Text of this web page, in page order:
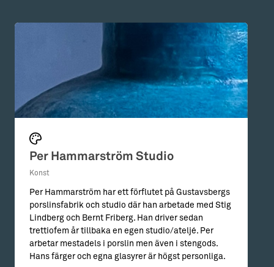
Per Hammarström Studio
Konst
Per Hammarström har ett förflutet på Gustavsbergs
porslinsfabrik och studio där han arbetade med Stig
Lindberg och Bernt Friberg. Han driver sedan
trettiofem år tillbaka en egen studio/ateljé. Per
arbetar mestadels i porslin men även i stengods.
Hans färger och egna glasyrer är högst personliga.